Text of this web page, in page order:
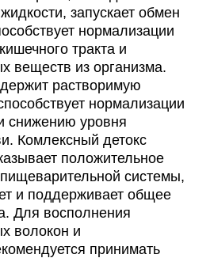
запускает обмен
нормализации
тракта и
веществ из организма.
растворимую
нормализации
снижению уровня
Комлексный детокс
положительное
системы,
и поддерживает общее
Для восполнения
волокон и
принимать